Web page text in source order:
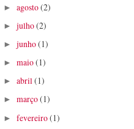
► agosto(2)
► julho(2)
► junho(1)
► maio(1)
► abril(1)
► março(1)
► fevereiro(1)